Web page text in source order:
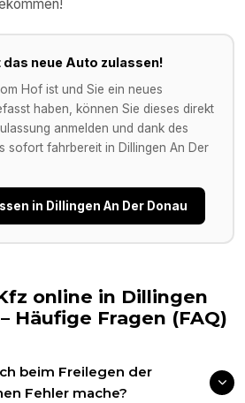
das neue Auto zulassen!
Hof ist und Sie ein neues
haben, können Sie dieses direkt
anmelden und dank des
sofort fahrbereit in Dillingen An Der
in Dillingen An Der Donau
online in Dillingen
– Häufige Fragen (FAQ)
beim Freilegen der
Fehler mache?